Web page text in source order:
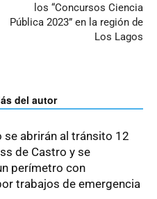
los “Concursos Ciencia
Pública 2023” en la región de
Los Lagos
del autor
se abrirán al tránsito 12
de Castro y se
perímetro con
trabajos de emergencia